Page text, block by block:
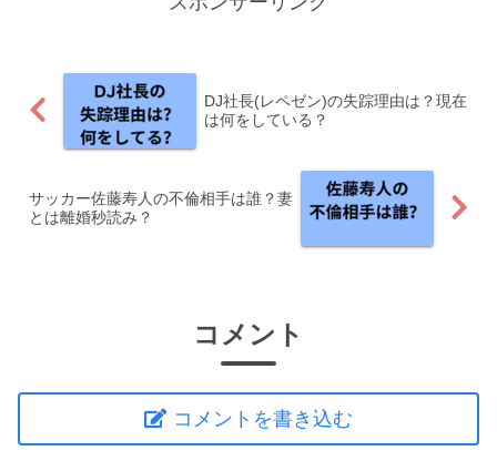
DJ社長(レペゼン)の失踪理由は？現在
は何をしている？
サッカー佐藤寿人の不倫相手は誰？妻
とは離婚秒読み？
コメント
コメントを書き込む